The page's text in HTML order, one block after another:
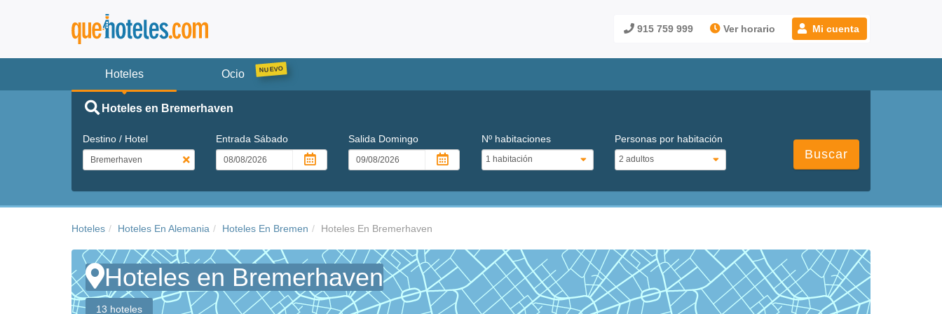
915 759 999 Ver horario Mi cuenta
Hoteles Ocio
Hoteles en Bremerhaven
Destino / Hotel Entrada Sábado Salida Domingo Nº habitaciones Personas por habitación
Buscar
Hoteles Hoteles En Alemania Hoteles En Bremen Hoteles En Bremerhaven
Hoteles en Bremerhaven
13 hoteles